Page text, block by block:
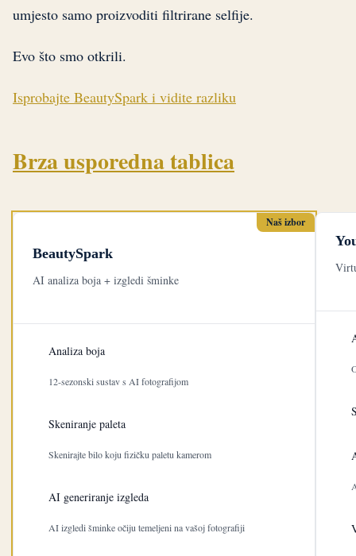
umjesto samo proizvoditi filtrirane selfije.
Evo što smo otkrili.
Isprobajte BeautySpark i vidite razliku
Brza usporedna tablica
Naš izbor
BeautySpark
AI analiza boja + izgledi šminke
Analiza boja
12-sezonski sustav s AI fotografijom
Skeniranje paleta
Skenirajte bilo koju fizičku paletu kamerom
AI generiranje izgleda
AI izgledi šminke očiju temeljeni na vašoj fotografiji